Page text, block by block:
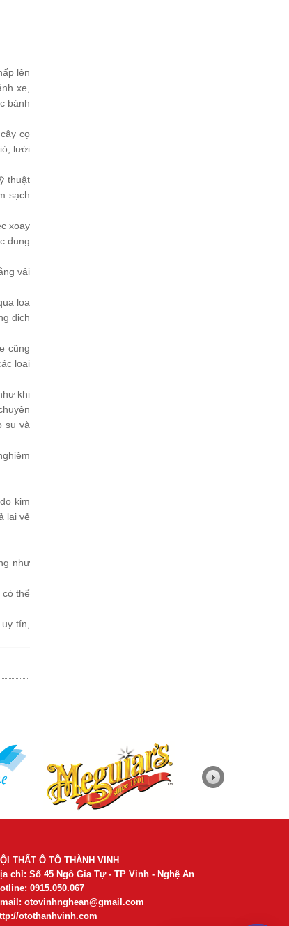
lên
xe,
bánh
cọ
lưới
thuật
sạch
xoay
dung
vải
loa
dịch
cũng
loại
khi
su và
kim
lại vẻ
như
thể
tín,
THẤT Ô TÔ THÀNH VINH
chỉ: Số 45 Ngô Gia Tự - TP Vinh - Nghệ An
0915.050.067
otovinhnghean@gmail.com
otothanhvinh.com